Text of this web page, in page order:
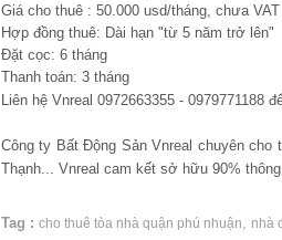
Giá cho thuê : 50.000 usd/tháng, chưa VAT
Hợp đồng thuê: Dài hạn "từ 5 năm trở lên"
Đặt cọc: 6 tháng
Thanh toán: 3 tháng
Liên hệ Vnreal 0972663355 - 0979771188
Công ty Bất Động Sản Vnreal chuyên cho
Thạnh... Vnreal cam kết sở hữu 90%
Tag : cho thuê tòa nhà quận phú nhuận nhà